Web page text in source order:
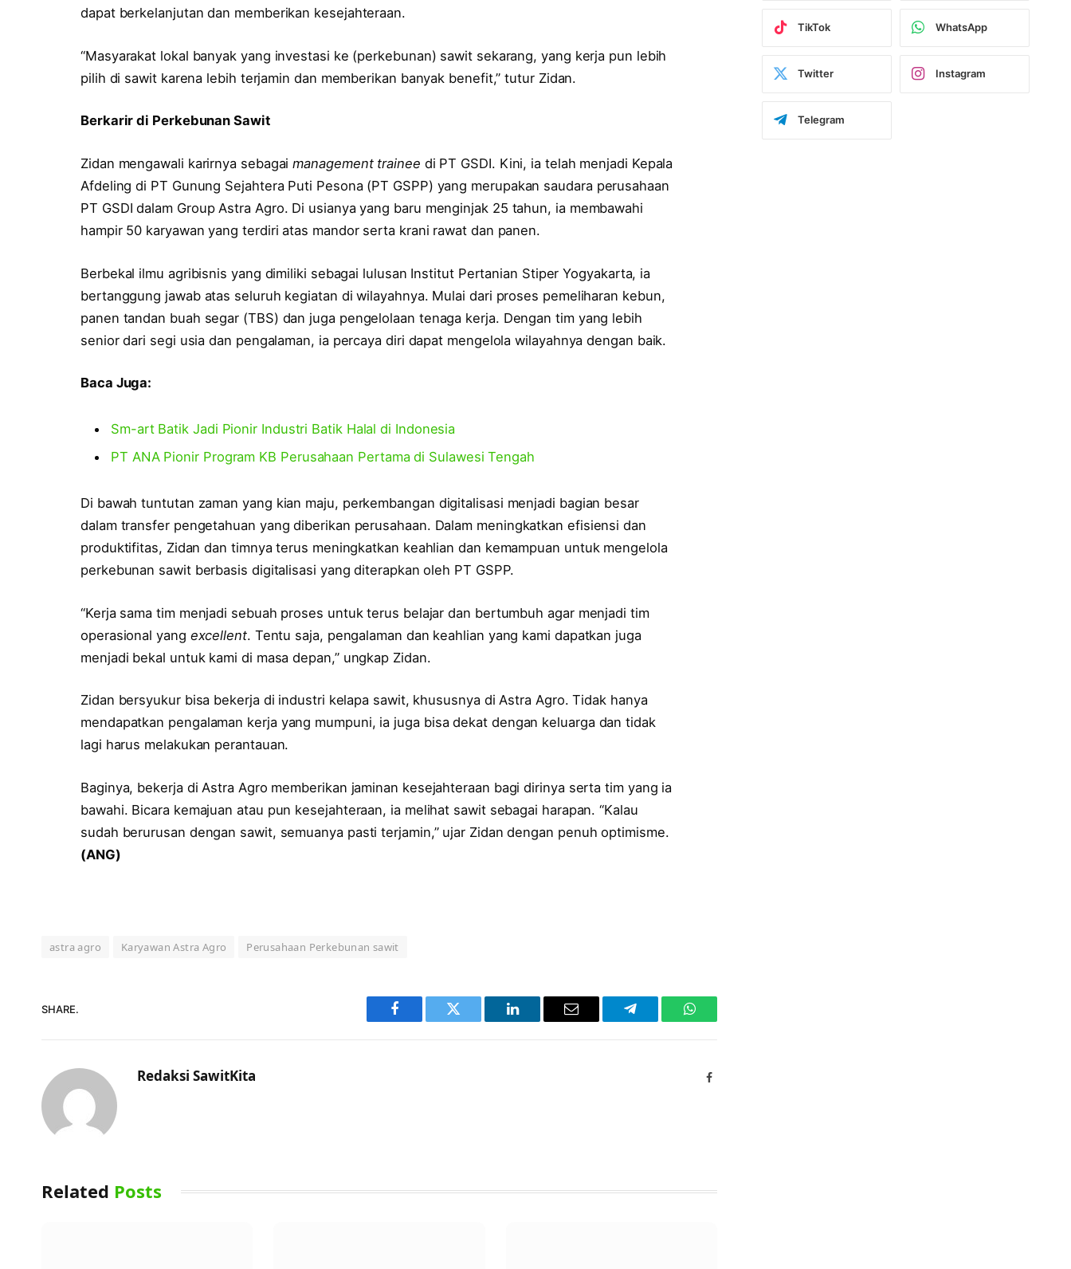
dapat berkelanjutan dan memberikan kesejahteraan.
“Masyarakat lokal banyak yang investasi ke (perkebunan) sawit sekarang, yang kerja pun lebih
pilih di sawit karena lebih terjamin dan memberikan banyak benefit,” tutur Zidan.
Berkarir di Perkebunan Sawit
Zidan mengawali karirnya sebagaimanagement trainee di PT GSDI. Kini, ia telah menjadi Kepala
Afdeling di PT Gunung Sejahtera Puti Pesona (PT GSPP) yang merupakan saudara perusahaan
PT GSDI dalam Group Astra Agro. Di usianya yang baru menginjak 25 tahun, ia membawahi
hampir 50 karyawan yang terdiri atas mandor serta krani rawat dan panen.
Berbekal ilmu agribisnis yang dimiliki sebagai lulusan Institut Pertanian Stiper Yogyakarta, ia
bertanggung jawab atas seluruh kegiatan di wilayahnya. Mulai dari proses pemeliharan kebun,
panen tandan buah segar (TBS) dan juga pengelolaan tenaga kerja. Dengan tim yang lebih
senior dari segi usia dan pengalaman, ia percaya diri dapat mengelola wilayahnya dengan baik.
Baca Juga:
Sm-art Batik Jadi Pionir Industri Batik Halal di Indonesia
PT ANA Pionir Program KB Perusahaan Pertama di Sulawesi Tengah
Di bawah tuntutan zaman yang kian maju, perkembangan digitalisasi menjadi bagian besar
dalam transfer pengetahuan yang diberikan perusahaan. Dalam meningkatkan efisiensi dan
produktifitas, Zidan dan timnya terus meningkatkan keahlian dan kemampuan untuk mengelola
perkebunan sawit berbasis digitalisasi yang diterapkan oleh PT GSPP.
“Kerja sama tim menjadi sebuah proses untuk terus belajar dan bertumbuh agar menjadi tim
operasional yang excellent. Tentu saja, pengalaman dan keahlian yang kami dapatkan juga
menjadi bekal untuk kami di masa depan,” ungkap Zidan.
Zidan bersyukur bisa bekerja di industri kelapa sawit, khususnya di Astra Agro. Tidak hanya
mendapatkan pengalaman kerja yang mumpuni, ia juga bisa dekat dengan keluarga dan tidak
lagi harus melakukan perantauan.
Baginya, bekerja di Astra Agro memberikan jaminan kesejahteraan bagi dirinya serta tim yang ia
bawahi. Bicara kemajuan atau pun kesejahteraan, ia melihat sawit sebagai harapan. “Kalau
sudah berurusan dengan sawit, semuanya pasti terjamin,” ujar Zidan dengan penuh optimisme.
(ANG)
astra agro Karyawan Astra Agro Perusahaan Perkebunan sawit
SHARE.
Facebook Twitter LinkedIn Email Telegram WhatsApp
Redaksi SawitKita Facebook
Related Posts
TikTok WhatsApp
Twitter Instagram
Telegram